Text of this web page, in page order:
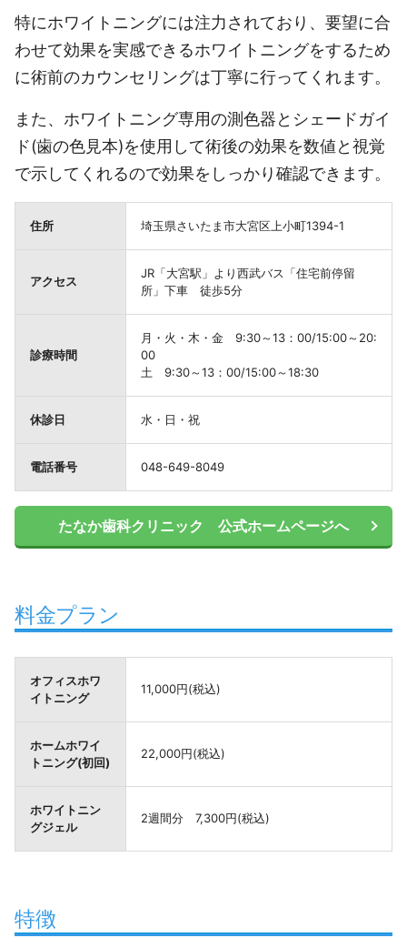
特にホワイトニングには注力されており、要望に合
わせて効果を実感できるホワイトニングをするため
に術前のカウンセリングは丁寧に行ってくれます。
また、ホワイトニング専用の測色器とシェードガイ
ド(歯の色見本)を使用して術後の効果を数値と視覚
で示してくれるので効果をしっかり確認できます。
住所 埼玉県さいたま市大宮区上小町1394-1
アクセス
JR「大宮駅」より西武バス「住宅前停留
所」下車 徒歩5分
診療時間
月・火・木・金 9:30～13：00/15:00～20:
00
土 9:30～13：00/15:00～18:30
休診日 水・日・祝
電話番号 048-649-8049
たなか歯科クリニック 公式ホームページへ
料金プラン
オフィスホワ
イトニング
11,000円(税込)
ホームホワイ
トニング(初回)
22,000円(税込)
ホワイトニン
グジェル
2週間分 7,300円(税込)
特徴